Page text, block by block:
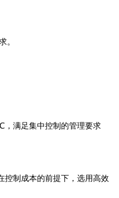
。
，满足集中控制的管理要求
控制成本的前提下，选用高效